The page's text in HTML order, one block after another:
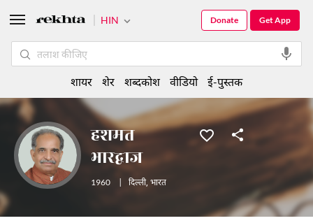
हशमत
भारद्वाज
1960 दिल्ली,भारत
HIN Get App
Donate
शायर शेर शब्दकोश वीडियो ई-पुस्तक